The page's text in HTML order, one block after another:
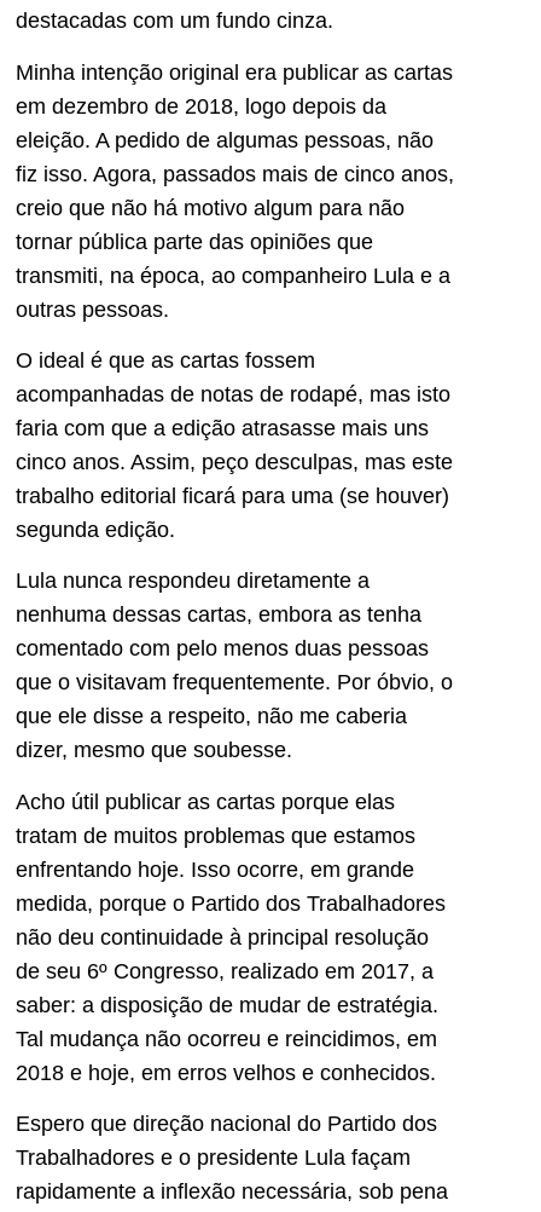
destacadas com um fundo cinza.
Minha intenção original era publicar as cartas
em dezembro de 2018, logo depois da
eleição. A pedido de algumas pessoas, não
fiz isso. Agora, passados mais de cinco anos,
creio que não há motivo algum para não
tornar pública parte das opiniões que
transmiti, na época, ao companheiro Lula e a
outras pessoas.
O ideal é que as cartas fossem
acompanhadas de notas de rodapé, mas isto
faria com que a edição atrasasse mais uns
cinco anos. Assim, peço desculpas, mas este
trabalho editorial ficará para uma (se houver)
segunda edição.
Lula nunca respondeu diretamente a
nenhuma dessas cartas, embora as tenha
comentado com pelo menos duas pessoas
que o visitavam frequentemente. Por óbvio, o
que ele disse a respeito, não me caberia
dizer, mesmo que soubesse.
Acho útil publicar as cartas porque elas
tratam de muitos problemas que estamos
enfrentando hoje. Isso ocorre, em grande
medida, porque o Partido dos Trabalhadores
não deu continuidade à principal resolução
de seu 6º Congresso, realizado em 2017, a
saber: a disposição de mudar de estratégia.
Tal mudança não ocorreu e reincidimos, em
2018 e hoje, em erros velhos e conhecidos.
Espero que direção nacional do Partido dos
Trabalhadores e o presidente Lula façam
rapidamente a inflexão necessária, sob pena